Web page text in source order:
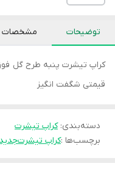
توضیحات مشخصات
کراپ تیشرت پنبه طرح گل فوق
قیمتی شگفت انگیز
دسته‌بندی:کراپ تیشرت
برچسب‌ها :کراپ تیشرتجدید